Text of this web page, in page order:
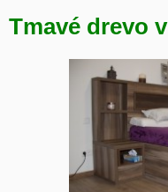
Tmavé drevo